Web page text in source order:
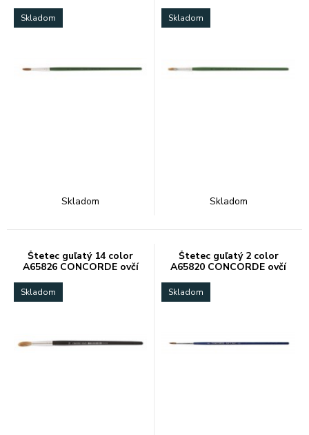
Skladom
Skladom
Skladom
Skladom
Štetec guľatý 14 color
A65826 CONCORDE ovčí
Skladom
Štetec guľatý 2 color
A65820 CONCORDE ovčí
Skladom